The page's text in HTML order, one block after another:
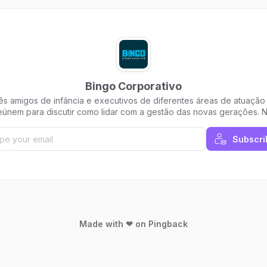
Bingo Corporativo
amigos de infância e executivos de diferentes áreas de atuação
para discutir como lidar com a gestão das novas gerações.
refletir sobre pessoas e mercado de trabalho.
Made with ❤ on Pingback